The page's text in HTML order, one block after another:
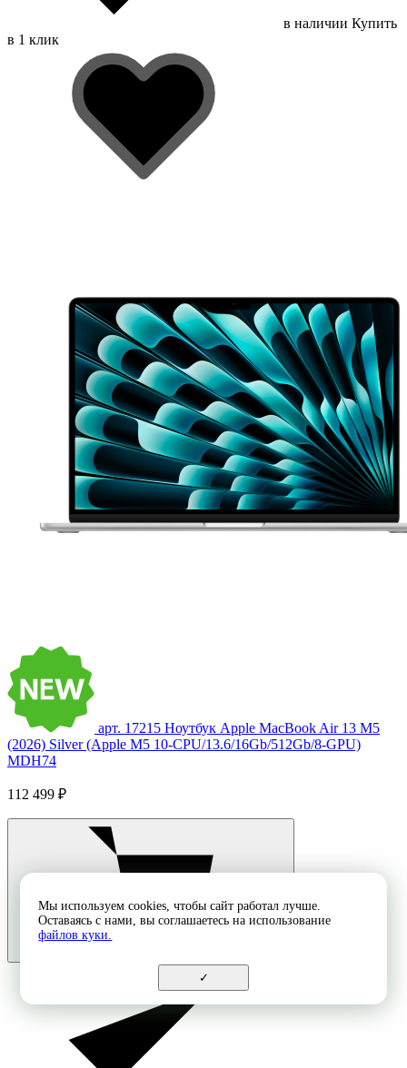
в наличии Купить
в 1 клик
арт. 17215 Ноутбук Apple MacBook Air 13 M5
(2026) Silver (Apple M5 10-CPU/13.6/16Gb/512Gb/8-GPU)
MDH74
112 499 ₽
Мы используем cookies, чтобы сайт работал лучше.
Оставаясь с нами, вы соглашаетесь на использование
файлов куки.
✓